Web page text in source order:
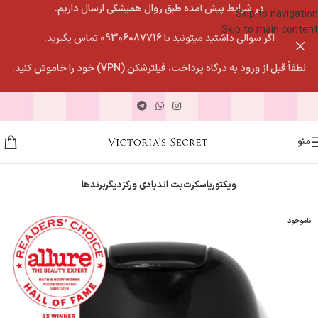
Skip to navigation
Skip to main content
در شرایط پیش آمده طبق روال همیشگی ارسال داریم.
اگر سوالی داشتید میتونید با 09306087716 تماس بگیرید.
لطفاً قبل از ورود به درگاه پرداخت، فیلترشکن (VPN) خود را خاموش کنید.
منو
ویکتوریاسکرتبث اندبادی ورکزدیگربرندها
ناموجود